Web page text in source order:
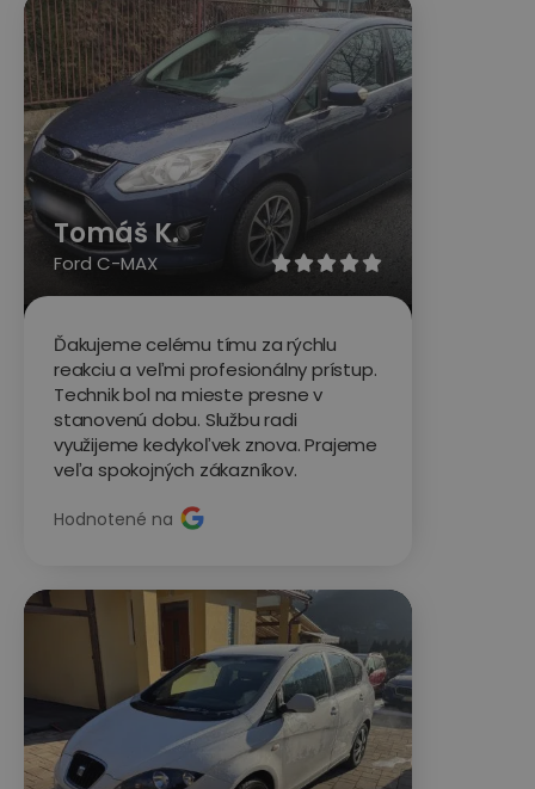

Tomáš K.
Ford C-MAX
Ďakujeme celému tímu za rýchlu
reakciu a veľmi profesionálny prístup.
Technik bol na mieste presne v
stanovenú dobu. Službu radi
využijeme kedykoľvek znova. Prajeme
veľa spokojných zákazníkov.
Hodnotené na